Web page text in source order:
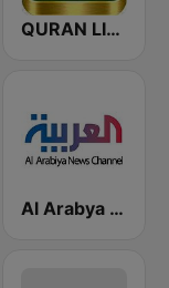
QURAN LIVE RADIO
Al Arabya (العربية FM)